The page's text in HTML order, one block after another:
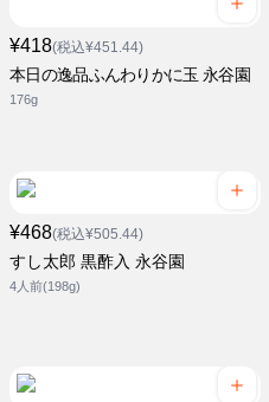
¥418(税込¥451.44)
本日の逸品ふんわりかに玉 永谷園
176g
¥468(税込¥505.44)
すし太郎 黒酢入 永谷園
4人前(198g)